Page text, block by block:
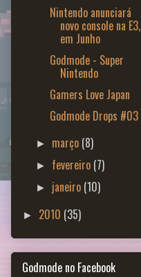
Nintendo anunciará
novo console na E3,
em Junho
Godmode - Super
Nintendo
Gamers Love Japan
Godmode Drops #03
► março (8)
► fevereiro (7)
► janeiro (10)
► 2010 (35)
Godmode no Facebook